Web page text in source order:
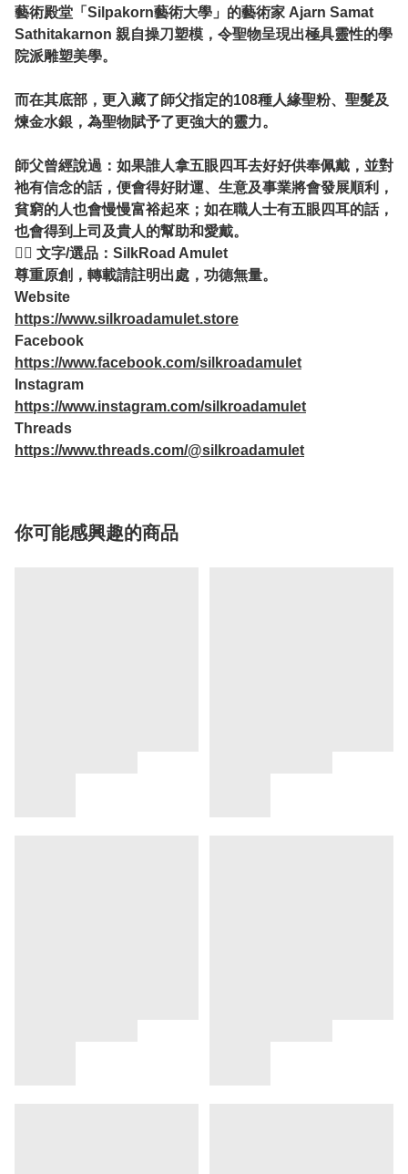
藝術殿堂「Silpakorn藝術大學」的藝術家 Ajarn Samat
Sathitakarnon 親自操刀塑模，令聖物呈現出極具靈性的學
院派雕塑美學。
而在其底部，更入藏了師父指定的108種人緣聖粉、聖髮及
煉金水銀，為聖物賦予了更強大的靈力。
師父曾經說過：如果誰人拿五眼四耳去好好供奉佩戴，並對
祂有信念的話，便會得好財運、生意及事業將會發展順利，
貧窮的人也會慢慢富裕起來；如在職人士有五眼四耳的話，
也會得到上司及貴人的幫助和愛戴。
✍🏻 文字/選品：SilkRoad Amulet
尊重原創，轉載請註明出處，功德無量。
Website
https://www.silkroadamulet.store
Facebook
https://www.facebook.com/silkroadamulet
Instagram
https://www.instagram.com/silkroadamulet
Threads
https://www.threads.com/@silkroadamulet
你可能感興趣的商品